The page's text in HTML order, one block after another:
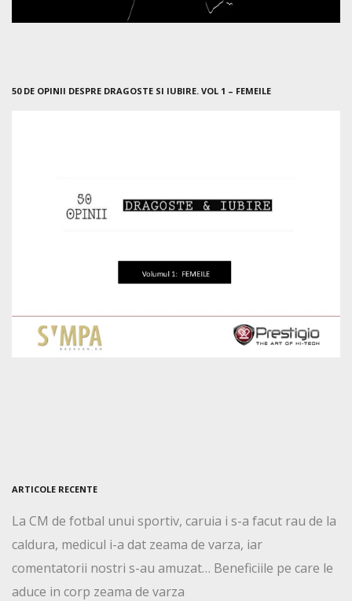
50 DE OPINII DESPRE DRAGOSTE SI IUBIRE. VOL 1 – FEMEILE
ARTICOLE RECENTE
La CM de fotbal unui sportiv, caruia i s-a facut rau de la
caldura, medicul i-a dat zeama de varza, iar
comentatorii nostri s-au amuzat… Beneficiile pe care le
aduce in corp zeama de varza